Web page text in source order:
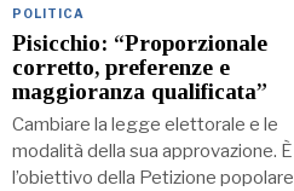
POLITICA
Pisicchio: “Proporzionale
corretto, preferenze e
maggioranza qualificata”
Cambiare la legge elettorale e le
modalità della sua approvazione. È
l’obiettivo della Petizione popolare